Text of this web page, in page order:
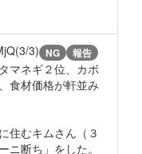
3) NG 報告
マネギ２位、カボ
食材価格が軒並み
住むキムさん（３
ニ断ち」をした。